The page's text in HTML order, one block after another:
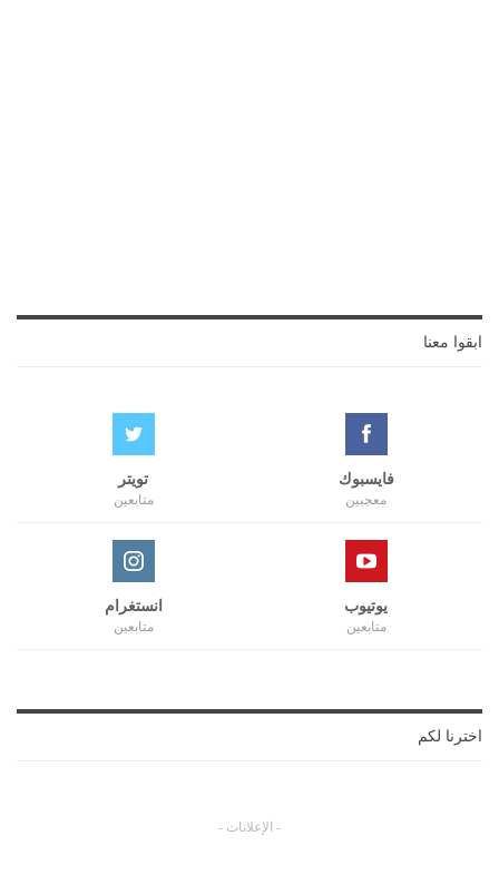
ابقوا معنا
فايسبوك
معجبين
تويتر
متابعين
يوتيوب
متابعين
انستغرام
متابعين
اخترنا لكم
- الإعلانات -